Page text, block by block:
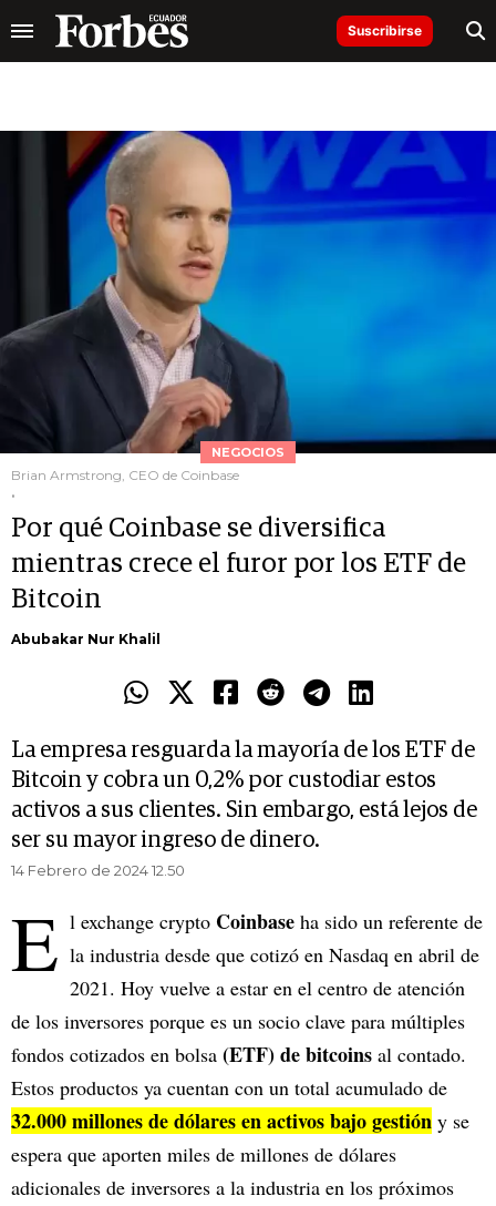
Suscribirse
NEGOCIOS
Brian Armstrong, CEO de Coinbase
.
Por qué Coinbase se diversifica
mientras crece el furor por los ETF de
Bitcoin
Abubakar Nur Khalil
La empresa resguarda la mayoría de los ETF de
Bitcoin y cobra un 0,2% por custodiar estos
activos a sus clientes. Sin embargo, está lejos de
ser su mayor ingreso de dinero.
14 Febrero de 2024 12.50
E l exchange crypto Coinbase ha sido un referente de
la industria desde que cotizó en Nasdaq en abril de
2021. Hoy vuelve a estar en el centro de atención
de los inversores porque es un socio clave para múltiples
fondos cotizados en bolsa (ETF) de bitcoins al contado.
Estos productos ya cuentan con un total acumulado de
32.000 millones de dólares en activos bajo gestión y se
espera que aporten miles de millones de dólares
adicionales de inversores a la industria en los próximos